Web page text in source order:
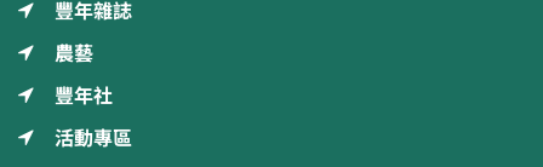
農藝
豐年社
活動專區